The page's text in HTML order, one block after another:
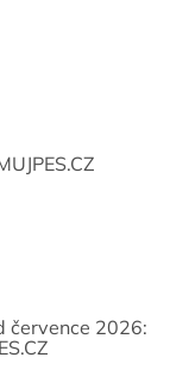
července 2026: